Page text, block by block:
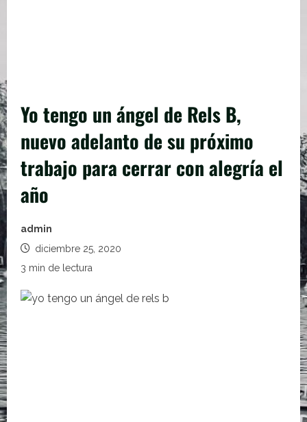
Yo tengo un ángel de Rels B,
nuevo adelanto de su próximo
trabajo para cerrar con alegría el
año
admin
diciembre 25, 2020
3 min de lectura